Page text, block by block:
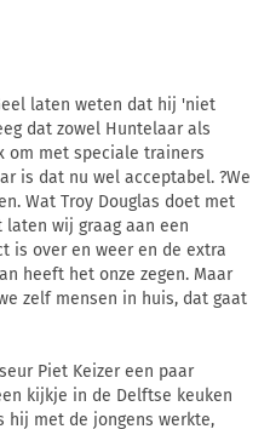
laten weten dat hij 'niet
dat zowel Huntelaar als
om met speciale trainers
is dat nu wel acceptabel. ?We
Wat Troy Douglas doet met
laten wij graag aan een
is over en weer en de extra
heeft het onze zegen. Maar
zelf mensen in huis, dat gaat
Piet Keizer een paar
kijkje in de Delftse keuken
hij met de jongens werkte,